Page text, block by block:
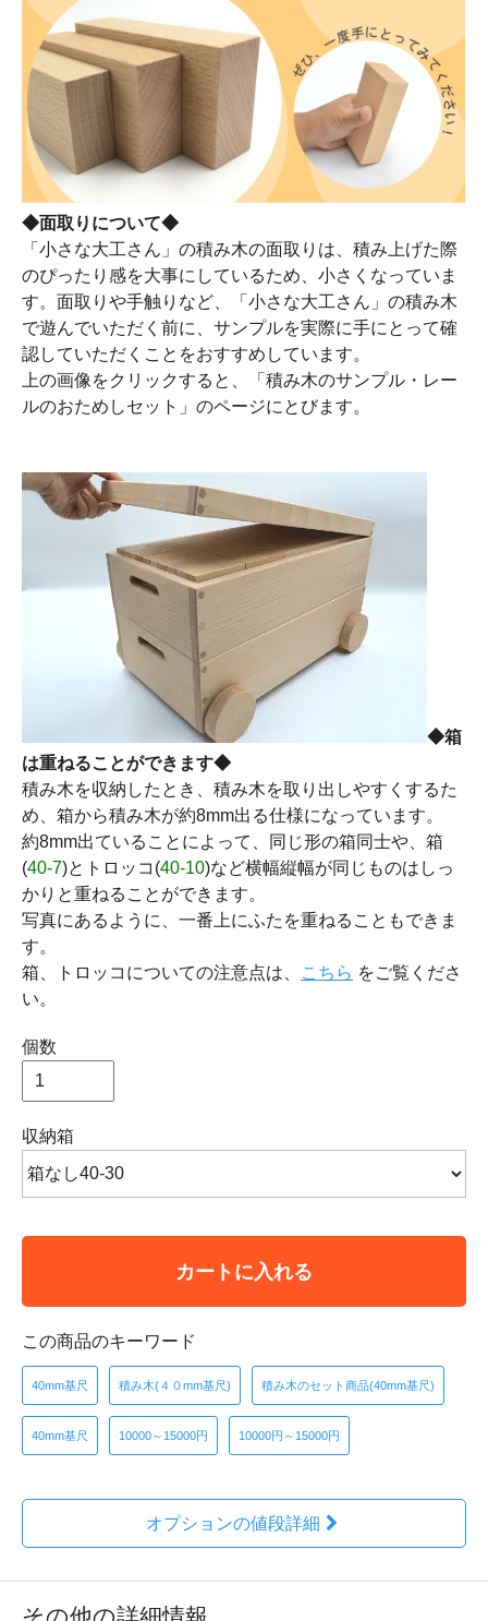
◆面取りについて◆
「小さな大工さん」の積み木の面取りは、積み上げた際
のぴったり感を大事にしているため、小さくなっていま
す。面取りや手触りなど、「小さな大工さん」の積み木
で遊んでいただく前に、サンプルを実際に手にとって確
認していただくことをおすすめしています。
上の画像をクリックすると、「積み木のサンプル・レー
ルのおためしセット」のページにとびます。
◆箱
は重ねることができます◆
積み木を収納したとき、積み木を取り出しやすくするた
め、箱から積み木が約8mm出る仕様になっています。
約8mm出ていることによって、同じ形の箱同士や、箱
(40-7)とトロッコ(40-10)など横幅縦幅が同じものはしっ
かりと重ねることができます。
写真にあるように、一番上にふたを重ねることもできま
す。
箱、トロッコについての注意点は、
こちら をご覧くださ
い。
個数
収納箱
カートに入れる
この商品のキーワード
40mm基尺 積み木(４０mm基尺) 積み木のセット商品(40mm基尺)
40mm基尺 10000～15000円 10000円～15000円
オプションの値段詳細